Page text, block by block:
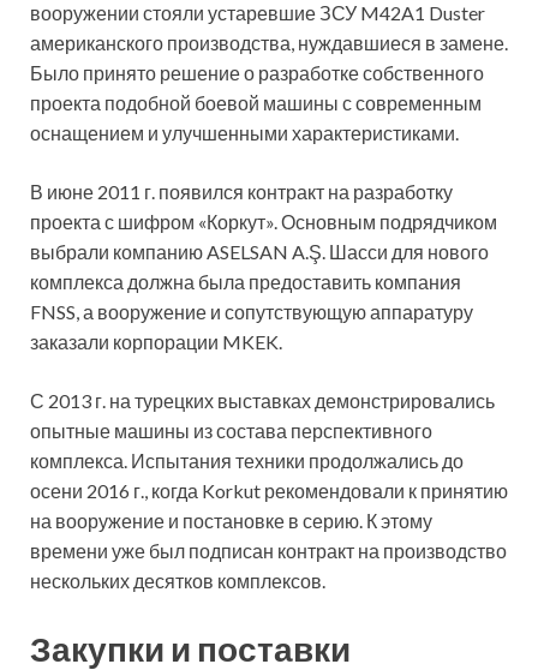
вооружении стояли устаревшие ЗСУ M42A1 Duster
американского производства, нуждавшиеся в замене.
Было принято решение о разработке собственного
проекта подобной боевой машины с современным
оснащением и улучшенными характеристиками.
В июне 2011 г. появился контракт на разработку
проекта с шифром «Коркут». Основным подрядчиком
выбрали компанию ASELSAN A.Ş. Шасси для нового
комплекса должна была предоставить компания
FNSS, а вооружение и сопутствующую аппаратуру
заказали корпорации MKEK.
С 2013 г. на турецких выставках демонстрировались
опытные машины из состава перспективного
комплекса. Испытания техники продолжались до
осени 2016 г., когда Korkut рекомендовали к принятию
на вооружение и постановке в серию. К этому
времени уже был подписан контракт на производство
нескольких десятков комплексов.
Закупки и поставки